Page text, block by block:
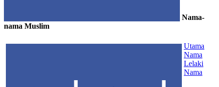
Nama-
nama Muslim
Utama
Nama
Lelaki
Nama